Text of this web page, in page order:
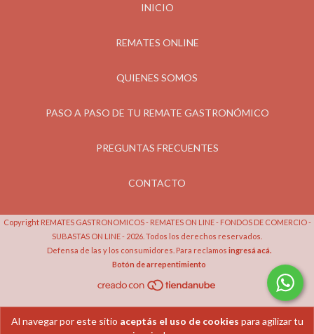
Al navegar por este sitio aceptás el uso de cookies para agilizar tu
INICIO
REMATES ONLINE
QUIENES SOMOS
PASO A PASO DE TU REMATE GASTRONÓMICO
PREGUNTAS FRECUENTES
CONTACTO
Copyright REMATES GASTRONOMICOS - REMATES ON LINE - FONDOS DE COMERCIO -
SUBASTAS ON LINE - 2026. Todos los derechos reservados.
Defensa de las y los consumidores. Para reclamos ingresá acá.
Botón de arrepentimiento